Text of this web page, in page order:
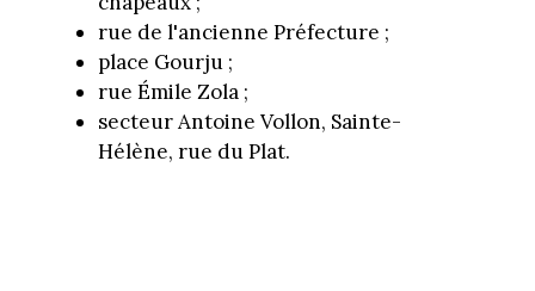
rue de l'ancienne Préfecture ;
place Gourju ;
rue Émile Zola ;
secteur Antoine Vollon, Sainte-
Hélène, rue du Plat.